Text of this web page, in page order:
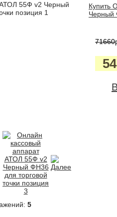
55Ф v2 Черный
позиция 1
5
Купить
Черный
71660